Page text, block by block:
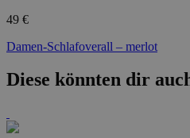
49 €
Damen-Schlafoverall – merlot
Diese könnten dir